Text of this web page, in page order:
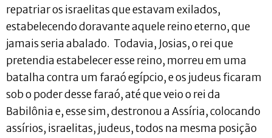
repatriar os israelitas que estavam exilados,
estabelecendo doravante aquele reino eterno, que
jamais seria abalado. Todavia, Josias, o rei que
pretendia estabelecer esse reino, morreu em uma
batalha contra um faraó egípcio, e os judeus ficaram
sob o poder desse faraó, até que veio o rei da
Babilônia e, esse sim, destronou a Assíria, colocando
assírios, israelitas, judeus, todos na mesma posição